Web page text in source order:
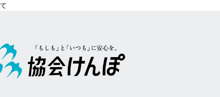
て